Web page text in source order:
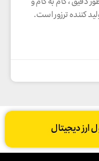
کننده ترزور است.